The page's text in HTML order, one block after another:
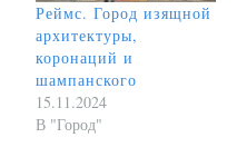
Реймс. Город изящной
архитектуры,
коронаций и
шампанского
15.11.2024
В "Город"